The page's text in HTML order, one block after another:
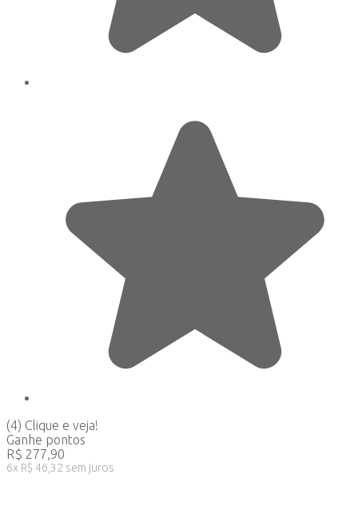
(4) Clique e veja!
Ganhe pontos
R$ 277,90
6x R$ 46,32 sem juros